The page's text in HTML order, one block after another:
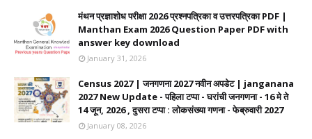
मंथन प्रज्ञाशोध परीक्षा 2026 प्रश्नपत्रिका व उत्तरपत्रिका PDF |
Manthan Exam 2026 Question Paper PDF with
answer key download
January 31, 2026
Census 2027 | जनगणना 2027 नवीन अपडेट | janganana
2027 New Update - पहिला टप्पा - घरांची जनगणना - 16 मे ते
14 जून, 2026 , दुसरा टप्पा : लोकसंख्या गणना - फेब्रुवारी 2027
January 08, 2026